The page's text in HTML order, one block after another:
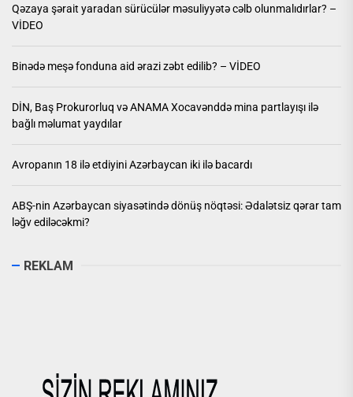
Qəzaya şərait yaradan sürücülər məsuliyyətə cəlb olunmalıdırlar? –
VİDEO
Binədə meşə fonduna aid ərazi zəbt edilib? – VİDEO
DİN, Baş Prokurorluq və ANAMA Xocavənddə mina partlayışı ilə
bağlı məlumat yaydılar
Avropanın 18 ilə etdiyini Azərbaycan iki ilə bacardı
ABŞ-nin Azərbaycan siyasətində dönüş nöqtəsi: Ədalətsiz qərar tam
ləğv ediləcəkmi?
REKLAM